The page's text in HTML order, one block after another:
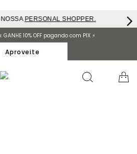
PERSONAL SHOPPER.
10% OFF pagando com PIX ⚡️
Aproveite